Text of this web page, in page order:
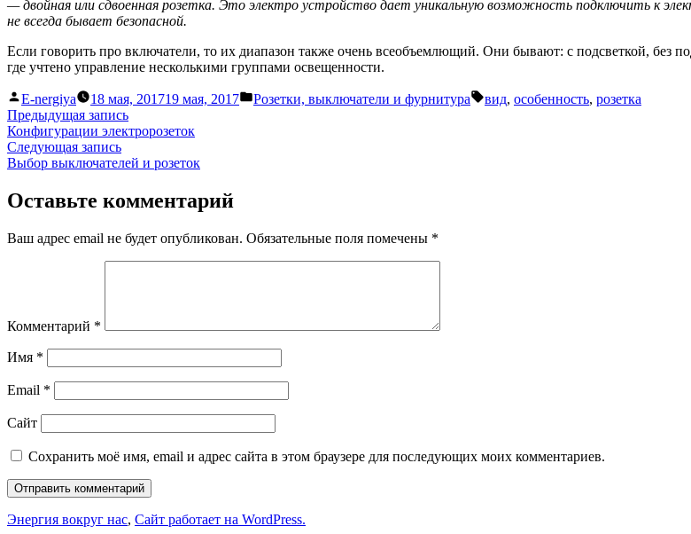
— двойная или сдвоенная розетка. Это электро устройство дает уникальную возможность подключить к
не всегда бывает безопасной.
Если говорить про включатели, то их диапазон также очень всеобъемлющий. Они бывают: с подсветкой, без
где учтено управление несколькими группами освещенности.
Написано
автором
E-nergiya 18 мая, 201719 мая, 2017
Написано
Розетки, выключатели и фурнитура Метки:
вид, особенность, розетка
Навигация
по
записям
Предыдущая записьПредыдущая
запись:
Конфигурации электророзеток
Следующая записьСледующая
запись:
Выбор выключателей и розеток
Оставьте комментарий
Ваш адрес email не будет опубликован. Обязательные поля помечены *
Комментарий *
Имя *
Email *
Сайт
Сохранить моё имя, email и адрес сайта в этом браузере для последующих моих комментариев.
Энергия вокруг нас, Сайт работает на WordPress.